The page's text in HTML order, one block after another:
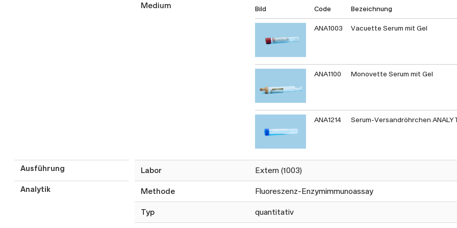
Medium Bild Code Bezeichnung
ANA1003 Vacuette Serum mit Gel
ANA1100 Monovette Serum mit Gel
ANA1214 Serum-Versandröhrchen
Ausführung Labor Extern (1003)
Analytik Methode Fluoreszenz-Enzymimmunoassay
Typ quantitativ